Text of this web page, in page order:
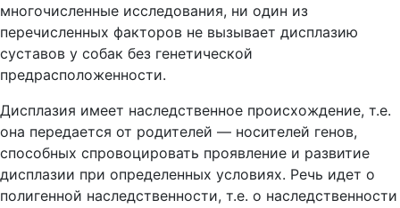
многочисленные исследования, ни один из
перечисленных факторов не вызывает дисплазию
суставов у собак без генетической
предрасположенности.
Дисплазия имеет наследственное происхождение, т.е.
она передается от родителей — носителей генов,
способных спровоцировать проявление и развитие
дисплазии при определенных условиях. Речь идет о
полигенной наследственности, т.е. о наследственности